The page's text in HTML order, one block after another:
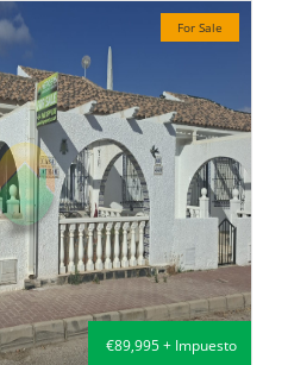
€135,000 + Impuesto
For Sale